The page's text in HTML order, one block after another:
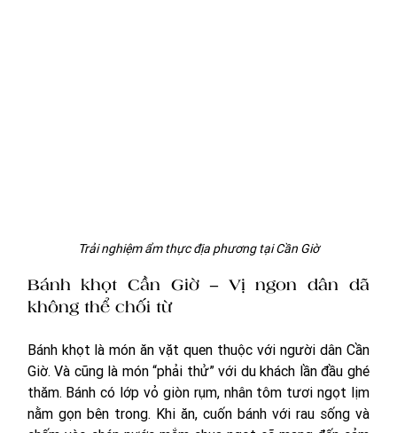
Trải nghiệm ẩm thực địa phương tại Cần Giờ
Bánh khọt Cần Giờ – Vị ngon dân dã
không thể chối từ
Bánh khọt là món ăn vặt quen thuộc với người dân Cần
Giờ. Và cũng là món “phải thử” với du khách lần đầu ghé
thăm. Bánh có lớp vỏ giòn rụm, nhân tôm tươi ngọt lịm
nằm gọn bên trong. Khi ăn, cuốn bánh với rau sống và